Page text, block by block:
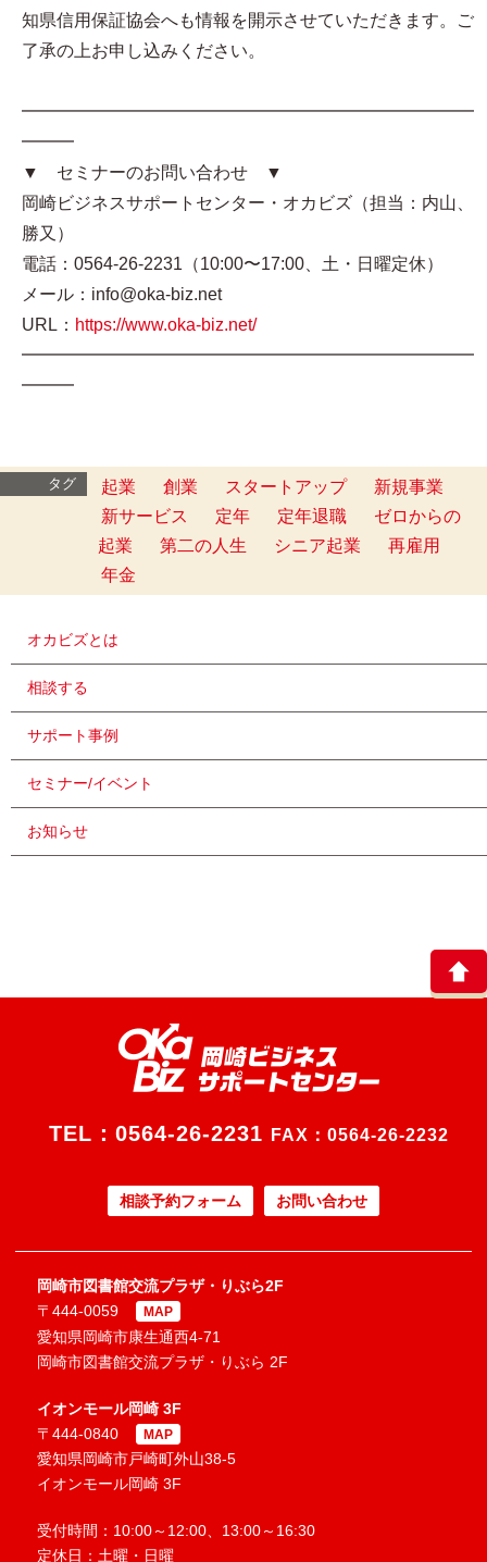
知県信用保証協会へも情報を開示させていただきます。ご
了承の上お申し込みください。
━━━━━━━━━━━━━━━━━━━━━━━━━━
━━━
▼ セミナーのお問い合わせ ▼
岡崎ビジネスサポートセンター・オカビズ（担当：内山、
勝又）
電話：0564-26-2231（10:00〜17:00、土・日曜定休）
メール：info@oka-biz.net
URL： https://www.oka-biz.net/
━━━━━━━━━━━━━━━━━━━━━━━━━━
━━━
タグ 起業 創業 スタートアップ
新規事業
新サービス
定年 定年退職
ゼロからの
起業
第二の人生 シニア起業
再雇用
年金
オカビズとは
相談する
サポート事例
セミナー/イベント
お知らせ
TEL： 0564-26-2231 FAX：0564-26-2232
相談予約フォーム お問い合わせ
岡崎市図書館交流プラザ・りぶら2F
〒444-0059
MAP
愛知県岡崎市康生通西4-71
岡崎市図書館交流プラザ・りぶら 2F
イオンモール岡崎 3F
〒444-0840
MAP
愛知県岡崎市戸崎町外山38-5
イオンモール岡崎 3F
受付時間：10:00～12:00、13:00～16:30
定休日：土曜・日曜